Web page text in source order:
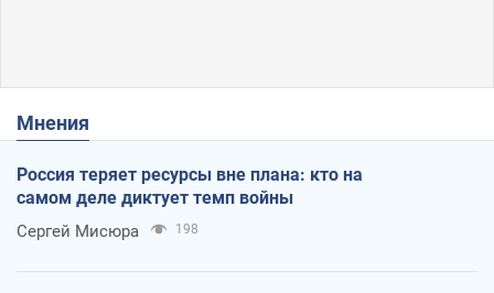
Мнения
Россия теряет ресурсы вне плана: кто на
самом деле диктует темп войны
Сергей Мисюра 198